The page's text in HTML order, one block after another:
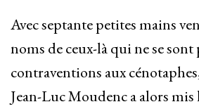
Avec septante petites mains
noms de ceux-là qui ne se sont
contraventions aux
Jean-Luc Moudenc a alors mis